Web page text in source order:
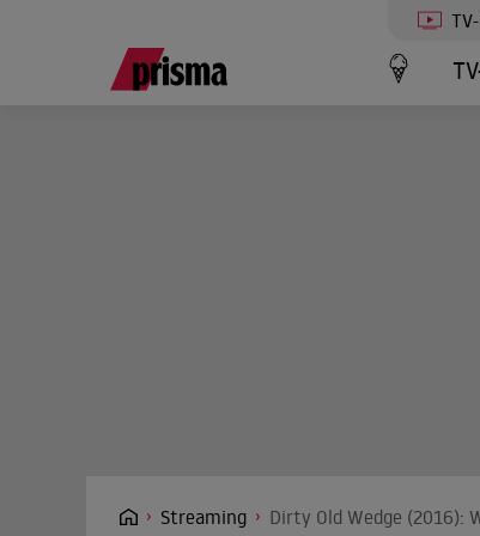
Streaming Dirty Old Wedge (2016):